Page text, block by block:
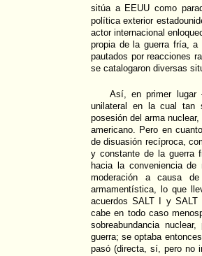
sitúa a EEUU como
política exterior
actor internacional
propia de la guerra fría,
pautados por reacciones
se catalogaron diversas
Así, en primer lugar
unilateral en la cual tan
posesión del arma
americano. Pero en
de disuasión recíproca,
y constante de la guerra
hacia la conveniencia
moderación a causa
armamentística, lo que
acuerdos SALT I y
cabe en todo caso
sobreabundancia
guerra; se optaba
pasó (directa, sí, pero no